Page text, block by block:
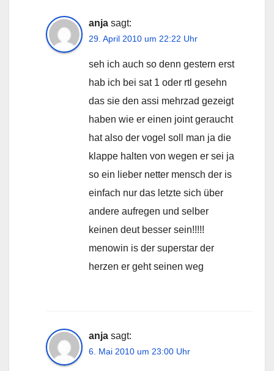
anja sagt:
29. April 2010 um 22:22 Uhr
seh ich auch so denn gestern erst
hab ich bei sat 1 oder rtl gesehn
das sie den assi mehrzad gezeigt
haben wie er einen joint geraucht
hat also der vogel soll man ja die
klappe halten von wegen er sei ja
so ein lieber netter mensch der is
einfach nur das letzte sich über
andere aufregen und selber
keinen deut besser sein!!!!!
menowin is der superstar der
herzen er geht seinen weg
anja sagt:
6. Mai 2010 um 23:00 Uhr